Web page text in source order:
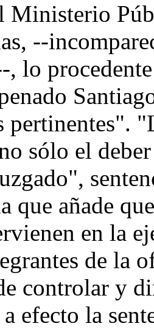
Ministerio
--
, lo
pertinentes".
sólo el
que añade
en la
de la
controlar y
efecto la